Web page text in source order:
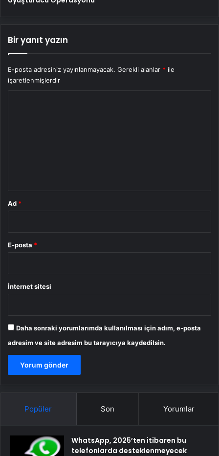
Bir yanıt yazın
E-posta adresiniz yayınlanmayacak. Gerekli alanlar * ile
işaretlenmişlerdir
Ad *
E-posta *
İnternet sitesi
Daha sonraki yorumlarımda kullanılması için adım, e-posta
adresim ve site adresim bu tarayıcıya kaydedilsin.
Popüler Son Yorumlar
WhatsApp, 2025’ten itibaren bu
telefonlarda desteklenmeyecek